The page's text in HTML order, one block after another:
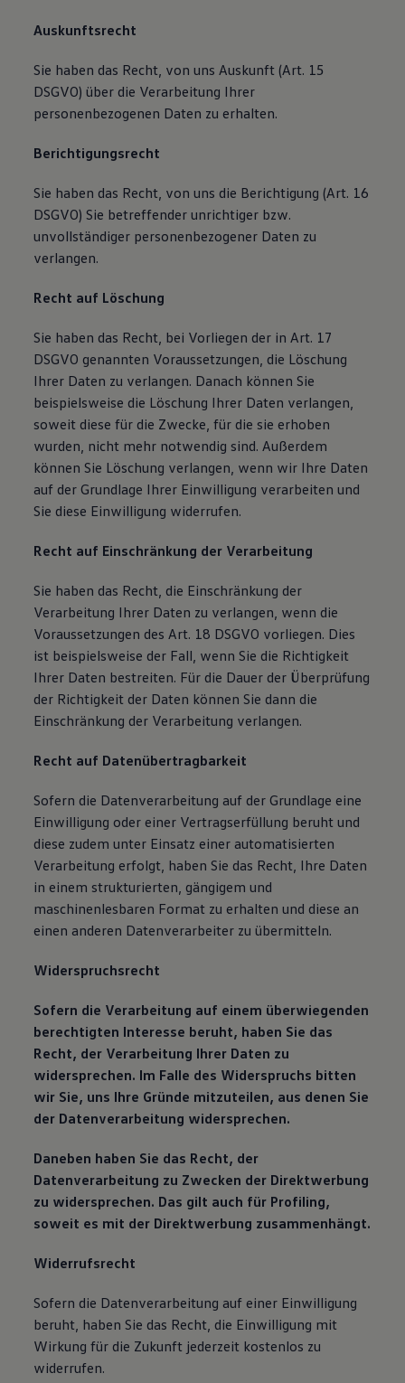
Auskunftsrecht
Sie haben das Recht, von uns Auskunft (Art. 15
DSGVO) über die Verarbeitung Ihrer
personenbezogenen Daten zu erhalten.
Berichtigungsrecht
Sie haben das Recht, von uns die Berichtigung (Art. 16
DSGVO) Sie betreffender unrichtiger bzw.
unvollständiger personenbezogener Daten zu
verlangen.
Recht auf Löschung
Sie haben das Recht, bei Vorliegen der in Art. 17
DSGVO genannten Voraussetzungen, die Löschung
Ihrer Daten zu verlangen. Danach können Sie
beispielsweise die Löschung Ihrer Daten verlangen,
soweit diese für die Zwecke, für die sie erhoben
wurden, nicht mehr notwendig sind. Außerdem
können Sie Löschung verlangen, wenn wir Ihre Daten
auf der Grundlage Ihrer Einwilligung verarbeiten und
Sie diese Einwilligung widerrufen.
Recht auf Einschränkung der Verarbeitung
Sie haben das Recht, die Einschränkung der
Verarbeitung Ihrer Daten zu verlangen, wenn die
Voraussetzungen des Art. 18 DSGVO vorliegen. Dies
ist beispielsweise der Fall, wenn Sie die Richtigkeit
Ihrer Daten bestreiten. Für die Dauer der Überprüfung
der Richtigkeit der Daten können Sie dann die
Einschränkung der Verarbeitung verlangen.
Recht auf Datenübertragbarkeit
Sofern die Datenverarbeitung auf der Grundlage eine
Einwilligung oder einer Vertragserfüllung beruht und
diese zudem unter Einsatz einer automatisierten
Verarbeitung erfolgt, haben Sie das Recht, Ihre Daten
in einem strukturierten, gängigem und
maschinenlesbaren Format zu erhalten und diese an
einen anderen Datenverarbeiter zu übermitteln.
Widerspruchsrecht
Sofern die Verarbeitung auf einem überwiegenden
berechtigten Interesse beruht, haben Sie das
Recht, der Verarbeitung Ihrer Daten zu
widersprechen. Im Falle des Widerspruchs bitten
wir Sie, uns Ihre Gründe mitzuteilen, aus denen Sie
der Datenverarbeitung widersprechen.
Daneben haben Sie das Recht, der
Datenverarbeitung zu Zwecken der Direktwerbung
zu widersprechen. Das gilt auch für Profiling,
soweit es mit der Direktwerbung zusammenhängt.
Widerrufsrecht
Sofern die Datenverarbeitung auf einer Einwilligung
beruht, haben Sie das Recht, die Einwilligung mit
Wirkung für die Zukunft jederzeit kostenlos zu
widerrufen.